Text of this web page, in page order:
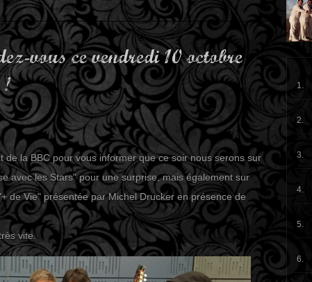
vous ce vendredi 10 octobre
!
de la BBC pour vous informer que ce soir nous serons sur
avec les Stars" pour une surprise, mais également sur
de Vie" présentée par Michel Drucker en présence de
vite.